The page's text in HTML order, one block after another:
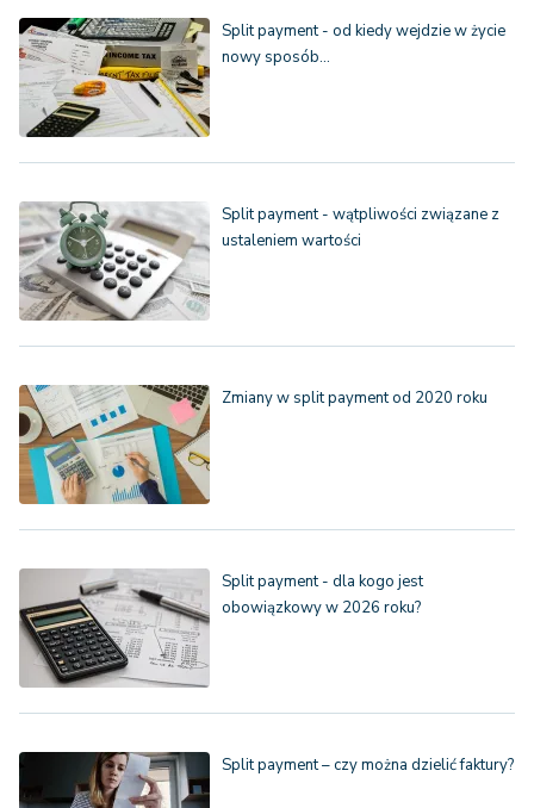
Split payment - od kiedy wejdzie w życie
nowy sposób…
Split payment - wątpliwości związane z
ustaleniem wartości
Zmiany w split payment od 2020 roku
Split payment - dla kogo jest
obowiązkowy w 2026 roku?
Split payment – czy można dzielić faktury?